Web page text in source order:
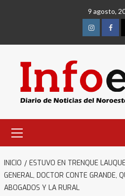
9 agosto,
Instagram
primario
INICIO
ESTUVO EN TRENQUE
GENERAL, DOCTOR CONTE GRANDE,
ABOGADOS Y LA RURAL